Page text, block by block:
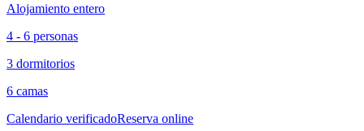
Alojamiento entero
4 - 6 personas
3 dormitorios
6 camas
Calendario verificadoReserva online